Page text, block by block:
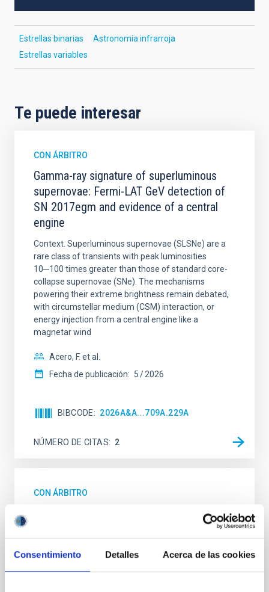
Consentimiento Detalles Acerca de las cookies
Estrellas binarias
Astronomía infrarroja
Estrellas variables
Te puede interesar
CON ÁRBITRO
Gamma-ray signature of superluminous
supernovae: Fermi-LAT GeV detection of
SN 2017egm and evidence of a central
engine
Context. Superluminous supernovae (SLSNe) are a
rare class of transients with peak luminosities
10─100 times greater than those of standard core-
collapse supernovae (SNe). The mechanisms
powering their extreme brightness remain debated,
with circumstellar medium (CSM) interaction, or
energy injection from a central engine like a
magnetar wind
Acero, F. et al.
Fecha de publicación: 5 2026
BIBCODE 2026A&A...709A.229A
NÚMERO DE CITAS 2
CON ÁRBITRO
JWST and Gemini Observations of the
Active Centaur 450P/LONEOS: Nucleus